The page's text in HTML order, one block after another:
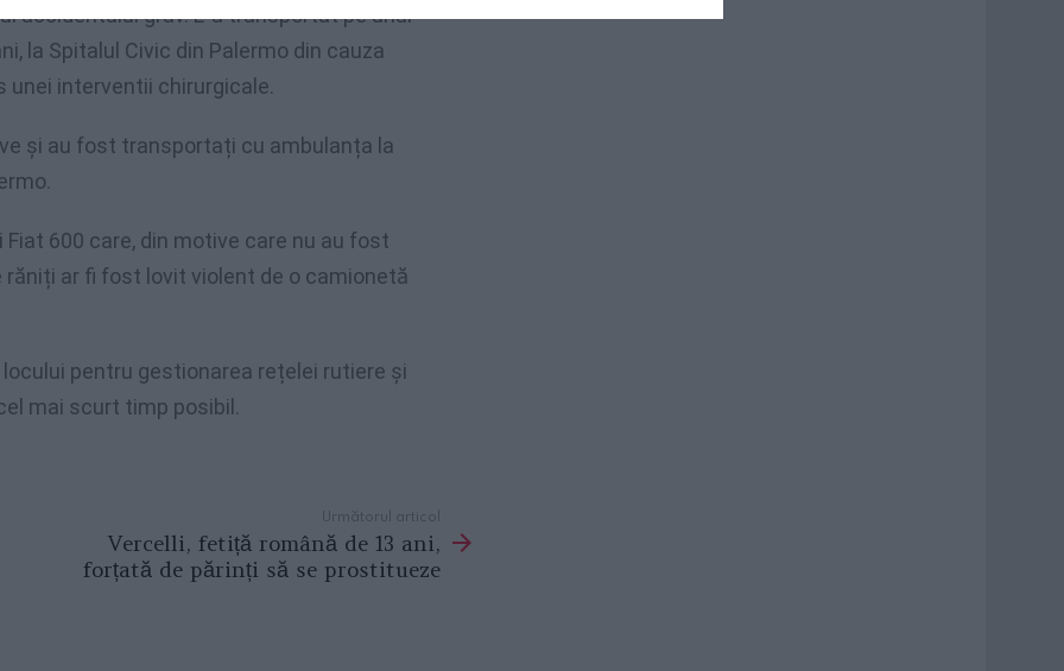
accidentului grav. L-a transportat pe unul
la Spitalul Civic din Palermo din cauza
unei interventii chirurgicale.
și au fost transportați cu ambulanța la
600 care, din motive care nu au fost
ar fi fost lovit violent de o camionetă
pentru gestionarea rețelei rutiere și
mai scurt timp posibil.
Următorul articol
Vercelli, fetiță română de 13 ani,
forțată de părinți să se prostitueze